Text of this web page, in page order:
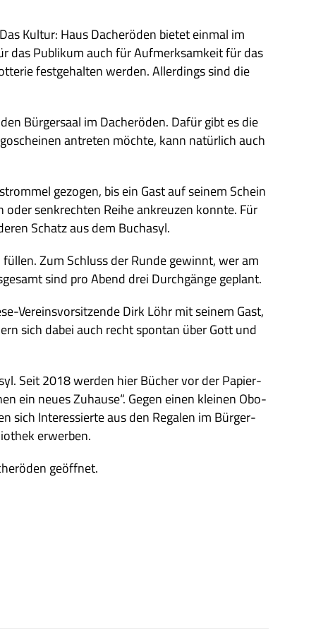
Kul­tur: Haus Dach­eröden bie­tet ein­mal im
das Publi­kum auch für Auf­merk­sam­keit für das
fest­ge­hal­ten wer­den. Aller­dings sind die
Bür­ger­saal im Dach­eröden. Dafür gibt es die
antre­ten möchte, kann natür­lich auch
gezo­gen, bis ein Gast auf sei­nem Schein
senk­rech­ten Reihe ankreu­zen konnte. Für
Schatz aus dem Buchasyl.
Zum Schluss der Runde gewinnt, wer am
sind pro Abend drei Durch­gänge geplant.
Ver­eins­vor­sit­zende Dirk Löhr mit sei­nem Gast,
sich dabei auch recht spon­tan über Gott und
Seit 2018 wer­den hier Bücher vor der Papier­
ein neues Zuhause“. Gegen einen klei­nen Obo­
sich Inter­es­sierte aus den Rega­len im Bür­ger­
erwerben.
geöffnet.